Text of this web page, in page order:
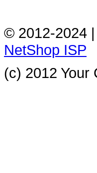
© 2012-2024
NetShop ISP
(c) 2012 Your